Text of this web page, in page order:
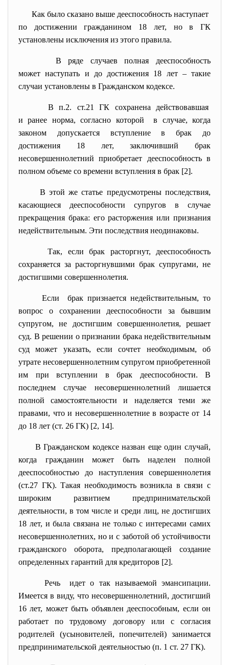
Как было сказано выше дееспособность наступает
по достижении гражданином 18 лет, но в ГК
установлены исключения из этого правила.
В ряде случаев полная дееспособность
может наступать и до достижения 18 лет – такие
случаи установлены в Гражданском кодексе.
В п.2. ст.21 ГК сохранена действовавшая
и ранее норма, согласно которой в случае, когда
законом допускается вступление в брак до
достижения 18 лет, заключивший брак
несовершеннолетний приобретает дееспособность в
полном объеме со времени вступления в брак [2].
В этой же статье предусмотрены последствия,
касающиеся дееспособности супругов в случае
прекращения брака: его расторжения или признания
недействительным. Эти последствия неодинаковы.
Так, если брак расторгнут, дееспособность
сохраняется за расторгнувшими брак супругами, не
достигшими совершеннолетия.
Если брак признается недействительным, то
вопрос о сохранении дееспособности за бывшим
супругом, не достигшим совершеннолетия, решает
суд. В решении о признании брака недействительным
суд может указать, если сочтет необходимым, об
утрате несовершеннолетним супругом приобретенной
им при вступлении в брак дееспособности. В
последнем случае несовершеннолетний лишается
полной самостоятельности и наделяется теми же
правами, что и несовершеннолетние в возрасте от 14
до 18 лет (ст. 26 ГК) [2, 14].
В Гражданском кодексе назван еще один случай,
когда гражданин может быть наделен полной
дееспособностью до наступления совершеннолетия
(ст.27 ГК). Такая необходимость возникла в связи с
широким развитием предпринимательской
деятельности, в том числе и среди лиц, не достигших
18 лет, и была связана не только с интересами самих
несовершеннолетних, но и с заботой об устойчивости
гражданского оборота, предполагающей создание
определенных гарантий для кредиторов [2].
Речь идет о так называемой эмансипации.
Имеется в виду, что несовершеннолетний, достигший
16 лет, может быть объявлен дееспособным, если он
работает по трудовому договору или с согласия
родителей (усыновителей, попечителей) занимается
предпринимательской деятельностью (п. 1 ст. 27 ГК).